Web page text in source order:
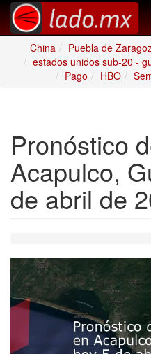
China
Puebla de
estados unidos sub-20 -
Pago
HBO
Pronóstico
Acapulco,
de abril de